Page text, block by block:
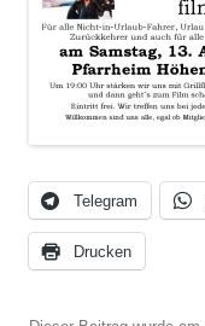
Telegram
Drucken